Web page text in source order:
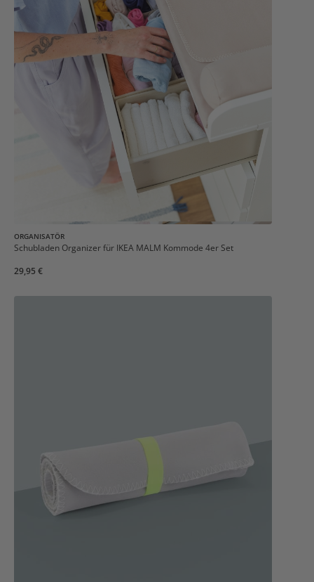
ORGANISATÖR
Schubladen Organizer für IKEA MALM Kommode 4er Set
29,95 €